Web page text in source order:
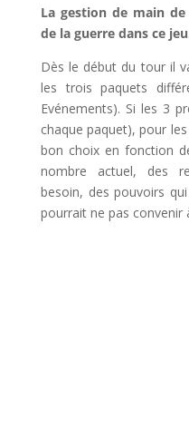
La gestion de main
de la guerre dans ce
Dès le début du tour il
les trois paquets
Evénements). Si les 3
chaque paquet), pour
bon choix en fonction
nombre actuel, des
besoin, des pouvoirs
pourrait ne pas convenir